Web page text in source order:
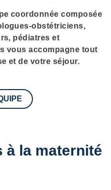
coordonnée composée
obstétriciens,
pédiatres et
vous accompagne tout
et de votre séjour.
à la maternité